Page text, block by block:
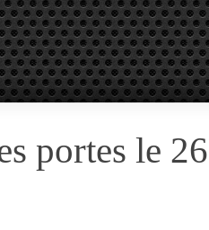
portes le 26